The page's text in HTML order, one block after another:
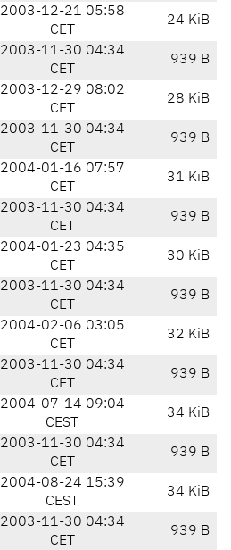
2003-12-21 05:58
CET
24 KiB
2003-11-30 04:34
CET
939 B
2003-12-29 08:02
CET
28 KiB
2003-11-30 04:34
CET
939 B
2004-01-16 07:57
CET
31 KiB
2003-11-30 04:34
CET
939 B
2004-01-23 04:35
CET
30 KiB
2003-11-30 04:34
CET
939 B
2004-02-06 03:05
CET
32 KiB
2003-11-30 04:34
CET
939 B
2004-07-14 09:04
CEST
34 KiB
2003-11-30 04:34
CET
939 B
2004-08-24 15:39
CEST
34 KiB
2003-11-30 04:34
CET
939 B